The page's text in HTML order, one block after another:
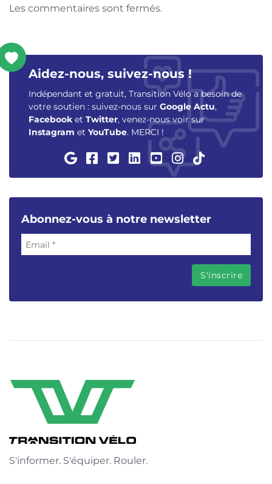
Les commentaires sont fermés.
Aidez-nous, suivez-nous !
Indépendant et gratuit, Transition Vélo a besoin de
votre soutien : suivez-nous sur Google Actu,
Facebook et Twitter, venez-nous voir sur
Instagram et YouTube. MERCI !
Abonnez-vous à notre newsletter
S'informer. S'équiper. Rouler.